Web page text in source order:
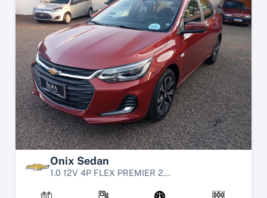
Onix Sedan
1.0 12V 4P FLEX PREMIER 2...